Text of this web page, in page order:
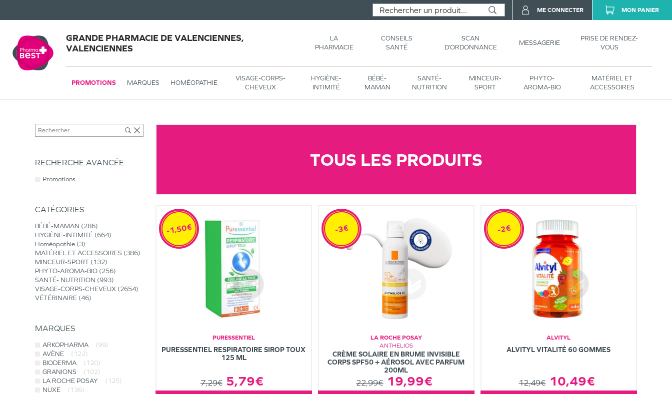
GRANDE PHARMACIE DE VALENCIENNES,
VALENCIENNES
LA
PHARMACIE
CONSEILS
SANTÉ
SCAN
D’ORDONNANCE
MESSAGERIE
PRISE DE RENDEZ-
VOUS
PROMOTIONS MARQUES HOMÉOPATHIE
VISAGE-CORPS-
CHEVEUX
HYGIÈNE-
INTIMITÉ
BÉBÉ-
MAMAN
SANTÉ-
NUTRITION
MINCEUR-
SPORT
PHYTO-
AROMA-BIO
MATÉRIEL ET
ACCESSOIRES
ME CONNECTER MON PANIER
RECHERCHE AVANCÉE
Promotions
CATÉGORIES
BÉBÉ-MAMAN
286
HYGIÈNE-INTIMITÉ 664
Homéopathie 3
MATÉRIEL ET ACCESSOIRES
386
MINCEUR-SPORT
132
PHYTO-AROMA-BIO 256
SANTÉ- NUTRITION 993
VISAGE-CORPS-CHEVEUX 2654
VÉTÉRINAIRE 46
MARQUES
ARKOPHARMA
(99)
AVÈNE
(122)
BIODERMA
(120)
GRANIONS
(102)
LA ROCHE POSAY
(125)
NUXE
(136)
TOUS LES PRODUITS
PURESSENTIEL
PURESSENTIEL RESPIRATOIRE SIROP TOUX
125 ML
7,29€ 5,79€
-1,50€
LA ROCHE POSAY
ANTHELIOS
CRÈME SOLAIRE EN BRUME INVISIBLE
CORPS SPF50 + AÉROSOL AVEC PARFUM
200ML
22,99€ 19,99€
-3€
ALVITYL
ALVITYL VITALITÉ 60 GOMMES
12,49€ 10,49€
-2€